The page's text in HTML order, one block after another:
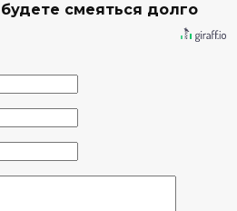
смеяться долго